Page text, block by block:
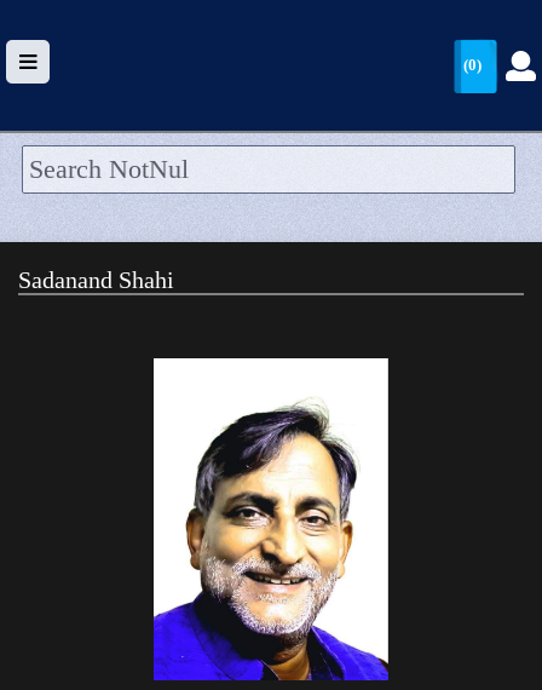
HOME
WALLET
(0)
Sadanand Shahi